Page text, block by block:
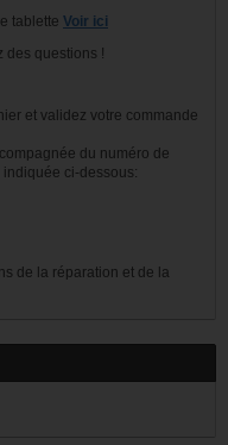
tablette Voir ici
des questions !
et validez votre commande
du numéro de
ci-dessous:
de la réparation et de la